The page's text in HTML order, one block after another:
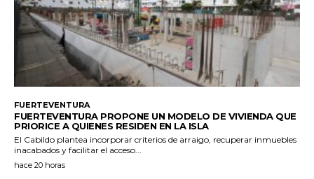
FUERTEVENTURA
FUERTEVENTURA PROPONE UN MODELO DE VIVIENDA QUE
PRIORICE A QUIENES RESIDEN EN LA ISLA
El Cabildo plantea incorporar criterios de arraigo, recuperar inmuebles
inacabados y facilitar el acceso...
hace 20 horas